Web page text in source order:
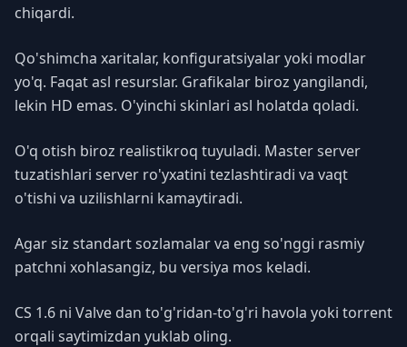
chiqardi.
Qo'shimcha xaritalar, konfiguratsiyalar yoki modlar
yo'q. Faqat asl resurslar. Grafikalar biroz yangilandi,
lekin HD emas. O'yinchi skinlari asl holatda qoladi.
O'q otish biroz realistikroq tuyuladi. Master server
tuzatishlari server ro'yxatini tezlashtiradi va vaqt
o'tishi va uzilishlarni kamaytiradi.
Agar siz standart sozlamalar va eng so'nggi rasmiy
patchni xohlasangiz, bu versiya mos keladi.
CS 1.6 ni Valve dan to'g'ridan-to'g'ri havola yoki torrent
orqali saytimizdan yuklab oling.